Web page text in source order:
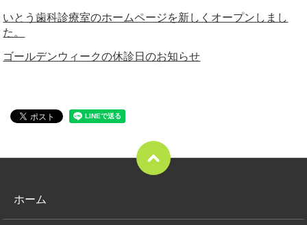
いとう歯科診療室のホームページを新しくオープンしまし
た。
ゴールデンウィークの休診日のお知らせ
ホーム